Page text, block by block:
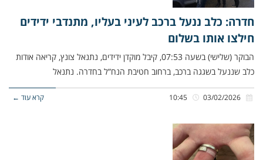
חדרה: כלב ננעל ברכב לעיני בעליו, מתנדבי ידידים
חילצו אותו בשלום
הבוקר (שלישי) בשעה 07:53, קיבל מוקדן ידידים, נתנאל צונץ, קריאה אודות
כלב שננעל בשגגה ברכב, ברחוב חטיבת הנח”ל בחדרה. נתנאל
קרא עוד ←